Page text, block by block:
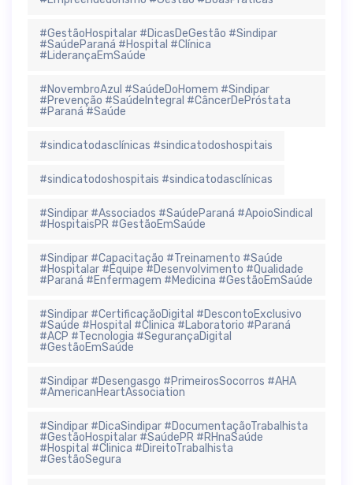
#GestãoHospitalar #DicasDeGestão #Sindipar
#SaúdeParaná #Hospital #Clínica
#LiderançaEmSaúde
#NovembroAzul #SaúdeDoHomem #Sindipar
#Prevenção #SaúdeIntegral #CâncerDePróstata
#Paraná #Saúde
#sindicatodasclínicas #sindicatodoshospitais
#sindicatodoshospitais #sindicatodasclínicas
#Sindipar #Associados #SaúdeParaná #ApoioSindical
#HospitaisPR #GestãoEmSaúde
#Sindipar #Capacitação #Treinamento #Saúde
#Hospitalar #Equipe #Desenvolvimento #Qualidade
#Paraná #Enfermagem #Medicina #GestãoEmSaúde
#Sindipar #CertificaçãoDigital #DescontoExclusivo
#Saúde #Hospital #Clinica #Laboratorio #Paraná
#ACP #Tecnologia #SegurançaDigital
#GestãoEmSaúde
#Sindipar #Desengasgo #PrimeirosSocorros #AHA
#AmericanHeartAssociation
#Sindipar #DicaSindipar #DocumentaçãoTrabalhista
#GestãoHospitalar #SaúdePR #RHnaSaúde
#Hospital #Clinica #DireitoTrabalhista
#GestãoSegura